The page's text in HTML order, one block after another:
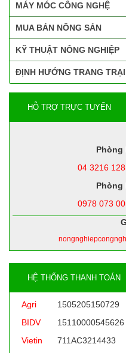
MÁY MÓC CÔNG NGHỆ
MUA BÁN NÔNG SẢN
KỸ THUẬT NÔNG NGHIỆP
ĐỊNH HƯỚNG TRANG
HỖ TRỢ TRỰC TUYẾN
Phòng
04 3216
Phòng
0978 073
HỆ THỐNG THANH TOÁN
Agri
1505205150729
BIDV
15110000545626
Vietin
711AC3214433